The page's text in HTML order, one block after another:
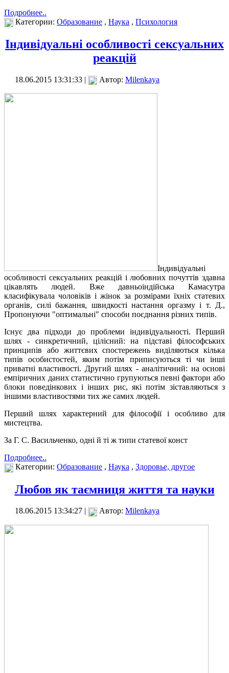
Подробнее..
Категории: Образование , Наука , Психология
Індивідуальні особливості сексуальних
реакцій
18.06.2015 13:31:33 | Автор: Milenkaya
Індивідуальні
особливості сексуальних реакцій і любовних почуттів здавна
цікавлять людей. Вже давньоіндійська Камасутра
класифікувала чоловіків і жінок за розмірами їхніх статевих
органів, силі бажання, швидкості настання оргазму і т. Д.,
Пропонуючи "оптимальні" способи поєднання різних типів.
Існує два підходи до проблеми індивідуальності. Перший
шлях - синкретичний, цілісний: на підставі філософських
принципів або життєвих спостережень виділяються кілька
типів особистостей, яким потім приписуються ті чи інші
приватні властивості. Другий шлях - аналітичний: на основі
емпіричних даних статистично групуються певні фактори або
блоки поведінкових і інших рис, які потім зіставляються з
іншими властивостями тих же самих людей.
Перший шлях характерний для філософії і особливо для
мистецтва.
За Г. С. Васильченко, одні й ті ж типи статевої конст
Подробнее..
Категории: Образование , Наука , Здоровье, другое
Любов як таємниця життя та науки
18.06.2015 13:34:27 | Автор: Milenkaya